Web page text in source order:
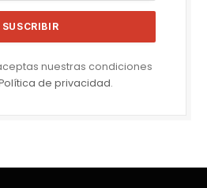
nuestras condiciones
de privacidad.